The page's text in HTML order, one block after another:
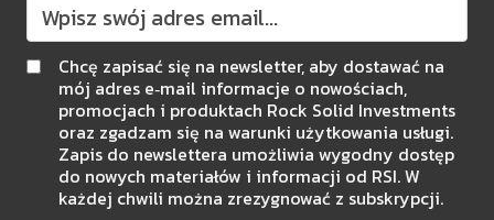
Chcę zapisać się na newsletter, aby dostawać na
mój adres e‑mail informacje o nowościach,
promocjach i produktach Rock Solid Investments
oraz zgadzam się na warunki użytkowania usługi.
Zapis do newslettera umożliwia wygodny dostęp
do nowych materiałów i informacji od RSI. W
każdej chwili można zrezygnować z subskrypcji.